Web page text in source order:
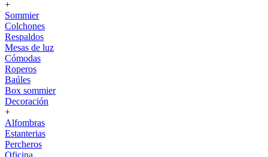
+
Sommier
Colchones
Respaldos
Mesas de luz
Cómodas
Roperos
Baúles
Box sommier
Decoración
+
Alfombras
Estanterias
Percheros
Oficina